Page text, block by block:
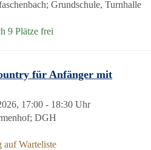
Grundschule, Turnhalle
9 Plätze frei
für Anfänger mit
17:00 - 18:30 Uhr
DGH
auf Warteliste